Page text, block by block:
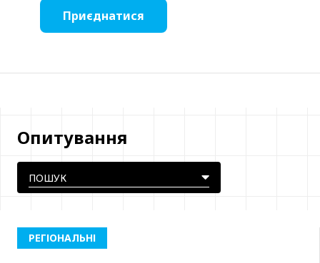
Приєднатися
Опитування
РЕГІОНАЛЬНІ